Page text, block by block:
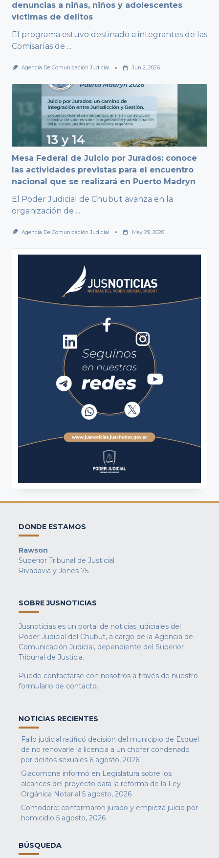
denuncias a niñas, niños y adolescentes
víctimas de delitos
El programa estuvo destinado a integrantes de las
Comisarías de ...
Agencia De Comunicación Judicial Jun 2, 2026
Mesa Federal de Juicio por Jurados: conoce
las actividades previstas para el encuentro
nacional que se realizará en Puerto Madryn
El Poder Judicial de Chubut avanza en la
organización de ...
Agencia De Comunicación Judicial May 29, 2026
DONDE ESTAMOS
Rawson
Superior Tribunal de Justicial
Rivadavia y Jones 75
SOBRE JUSNOTICIAS
Jusnoticias es un portal de noticias judiciales del
Poder Judicial del Chubut, a cargo de la Agencia de
Comunicación Judicial, dependiente del Superior
Tribunal de Justicia.
Puede contactarse con nosotros a través de nuestro
formulario de contacto.
NOTICIAS RECIENTES
Fallo judicial ratificó decisión del municipio de Esquel
de no renovarle la licencia a un chofer condenado
por delitos sexuales 6 agosto, 2026
Giacomone informó en Legislatura sobre los
alcances del proyecto para la reforma de la Ley
Orgánica Notarial 5 agosto, 2026
Comodoro: conformaron jurado y empieza juicio por
homicidio 5 agosto, 2026
BÚSQUEDA